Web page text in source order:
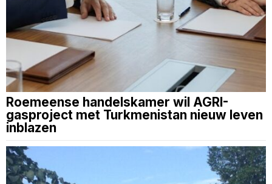
Roemeense handelskamer wil AGRI-
gasproject met Turkmenistan nieuw leven
inblazen